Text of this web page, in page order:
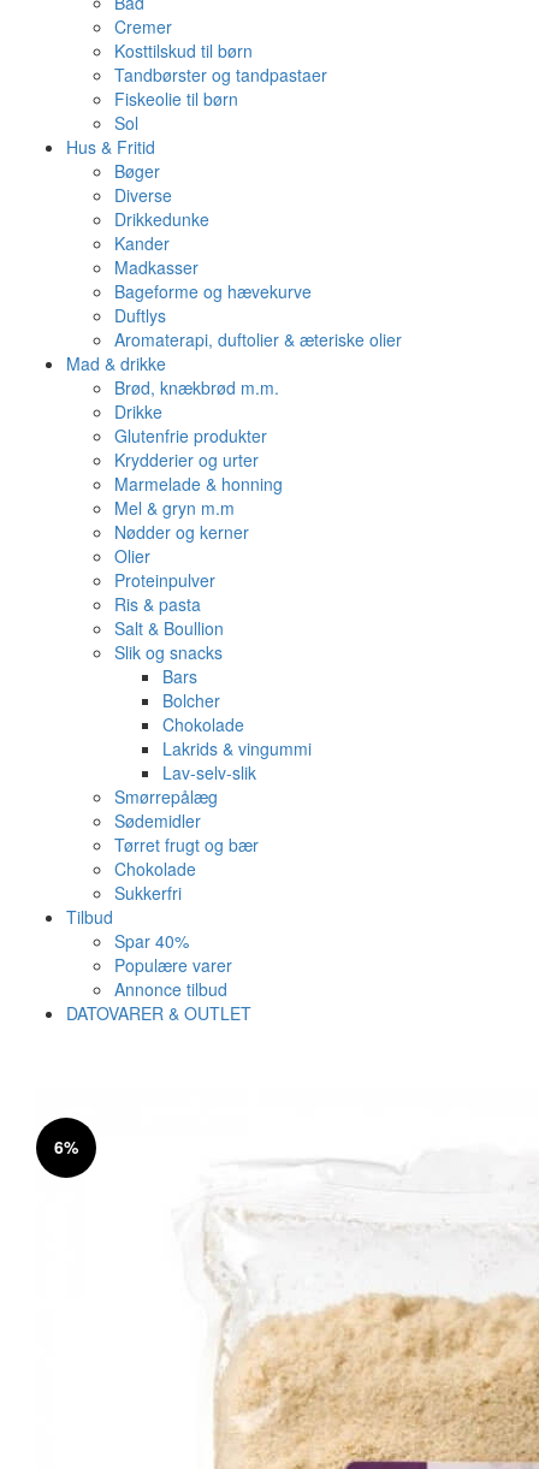
Cremer
Kosttilskud til børn
Tandbørster og tandpastaer
Fiskeolie til børn
Sol
Hus & Fritid
Bøger
Diverse
Drikkedunke
Kander
Madkasser
Bageforme og hævekurve
Duftlys
Aromaterapi, duftolier & æteriske olier
Mad & drikke
Brød, knækbrød m.m.
Drikke
Glutenfrie produkter
Krydderier og urter
Marmelade & honning
Mel & gryn m.m
Nødder og kerner
Olier
Proteinpulver
Ris & pasta
Salt & Boullion
Slik og snacks
Bars
Bolcher
Chokolade
Lakrids & vingummi
Lav-selv-slik
Smørrepålæg
Sødemidler
Tørret frugt og bær
Chokolade
Sukkerfri
Tilbud
Spar 40%
Populære varer
Annonce tilbud
DATOVARER & OUTLET
Varen er nu i kurven ✔
Vi anbefaler dig disse
6%